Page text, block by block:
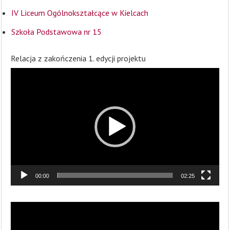
IV Liceum Ogólnokształcące w Kielcach
Szkoła Podstawowa nr 15
Relacja z zakończenia 1. edycji projektu
00:00 02:25